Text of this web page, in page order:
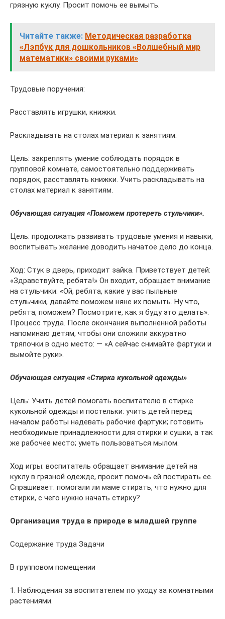
грязную куклу. Просит помочь ее вымыть.
Читайте также: Методическая разработка
«Лэпбук для дошкольников «Волшебный мир
математики» своими руками»
Трудовые поручения:
Расставлять игрушки, книжки.
Раскладывать на столах материал к занятиям.
Цель: закреплять умение соблюдать порядок в
групповой комнате, самостоятельно поддерживать
порядок, расставлять книжки. Учить раскладывать на
столах материал к занятиям.
Обучающая ситуация «Поможем протереть стульчики».
Цель: продолжать развивать трудовые умения и навыки,
воспитывать желание доводить начатое дело до конца.
Ход: Стук в дверь, приходит зайка. Приветствует детей:
«Здравствуйте, ребята!» Он входит, обращает внимание
на стульчики: «Ой, ребята, какие у вас пыльные
стульчики, давайте поможем няне их помыть. Ну что,
ребята, поможем? Посмотрите, как я буду это делать».
Процесс труда. После окончания выполненной работы
напоминаю детям, чтобы они сложили аккуратно
тряпочки в одно место: — «А сейчас снимайте фартуки и
вымойте руки».
Обучающая ситуация «Стирка кукольной одежды»
Цель: Учить детей помогать воспитателю в стирке
кукольной одежды и постельки: учить детей перед
началом работы надевать рабочие фартуки; готовить
необходимые принадлежности для стирки и сушки, а так
же рабочее место; уметь пользоваться мылом.
Ход игры: воспитатель обращает внимание детей на
куклу в грязной одежде, просит помочь ей постирать ее.
Спрашивает: помогали ли маме стирать, что нужно для
стирки, с чего нужно начать стирку?
Организация труда в природе в младшей группе
Содержание труда Задачи
В групповом помещении
1. Наблюдения за воспитателем по уходу за комнатными
растениями.